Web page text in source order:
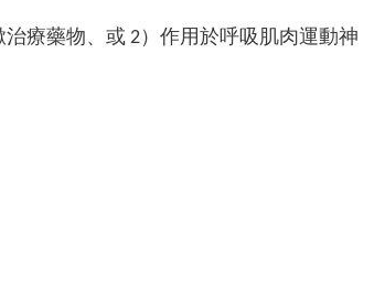
療藥物、或 2）作用於呼吸肌肉運動神